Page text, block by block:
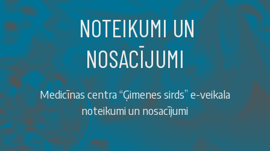
NOTEIKUMI UN
NOSACĪJUMI
Medicīnas centra “Ģimenes sirds” e-veikala
noteikumi un nosacījumi